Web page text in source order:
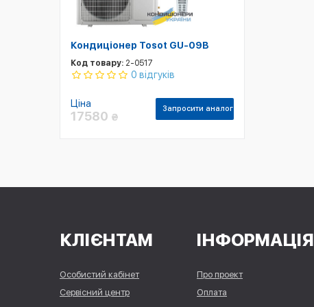
Кондиціонер Tosot GU-09B
Код товару: 2-0517
0 відгуків
Ціна
17580 ₴
Запросити аналог
КЛІЄНТАМ
Особистий кабінет
Сервісний центр
ІНФОРМАЦІЯ
Про проект
Оплата